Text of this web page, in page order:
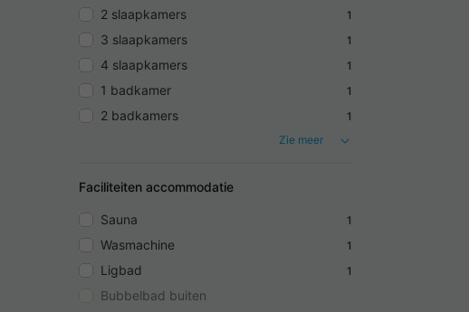
2 slaapkamers 1
3 slaapkamers 1
4 slaapkamers 1
1 badkamer 1
2 badkamers
1
Zie meer
Faciliteiten accommodatie
Sauna 1
Wasmachine 1
Ligbad 1
Bubbelbad buiten